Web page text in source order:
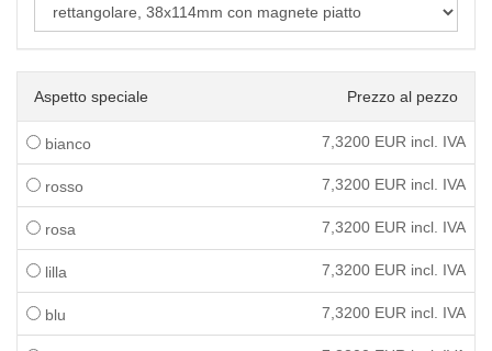
Aspetto speciale Prezzo al pezzo
bianco 7,3200 EUR incl. IVA
rosso 7,3200 EUR incl. IVA
rosa 7,3200 EUR incl. IVA
lilla 7,3200 EUR incl. IVA
blu 7,3200 EUR incl. IVA